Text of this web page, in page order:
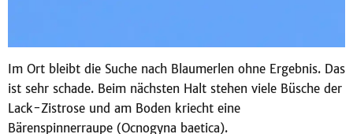
Im Ort bleibt die Suche nach Blaumerlen ohne Ergebnis. Das
ist sehr schade. Beim nächsten Halt stehen viele Büsche der
Lack-Zistrose und am Boden kriecht eine
Bärenspinnerraupe (Ocnogyna baetica).